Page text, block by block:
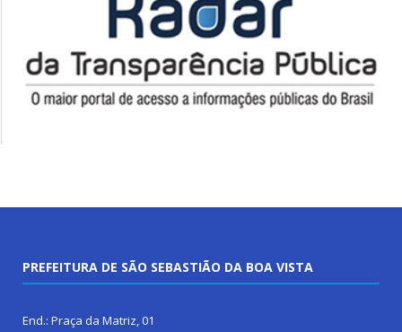
PREFEITURA DE SÃO SEBASTIÃO DA BOA VISTA
End.: Praça da Matriz, 01